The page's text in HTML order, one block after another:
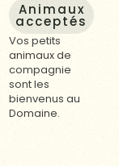
Animaux
acceptés
Vos petits
animaux de
compagnie
sont les
bienvenus au
Domaine.